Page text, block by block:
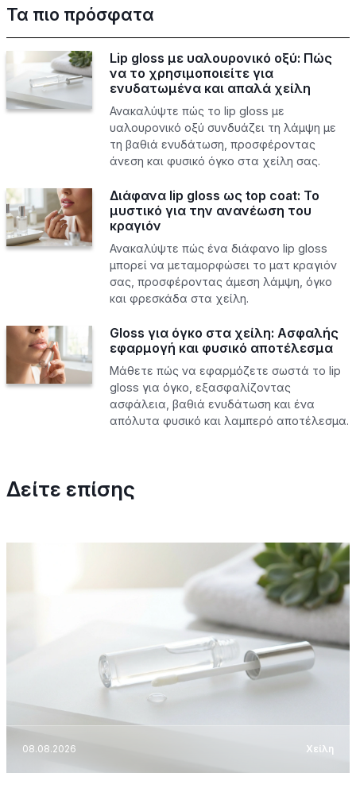
Τα πιο πρόσφατα
Lip gloss με υαλουρονικό οξύ: Πώς
να το χρησιμοποιείτε για
ενυδατωμένα και απαλά χείλη
Ανακαλύψτε πώς το lip gloss με
υαλουρονικό οξύ συνδυάζει τη λάμψη με
τη βαθιά ενυδάτωση, προσφέροντας
άνεση και φυσικό όγκο στα χείλη σας.
Διάφανα lip gloss ως top coat: Το
μυστικό για την ανανέωση του
κραγιόν
Ανακαλύψτε πώς ένα διάφανο lip gloss
μπορεί να μεταμορφώσει το ματ κραγιόν
σας, προσφέροντας άμεση λάμψη, όγκο
και φρεσκάδα στα χείλη.
Gloss για όγκο στα χείλη: Ασφαλής
εφαρμογή και φυσικό αποτέλεσμα
Μάθετε πώς να εφαρμόζετε σωστά το lip
gloss για όγκο, εξασφαλίζοντας
ασφάλεια, βαθιά ενυδάτωση και ένα
απόλυτα φυσικό και λαμπερό αποτέλεσμα.
Δείτε επίσης
08.08.2026 Χείλη